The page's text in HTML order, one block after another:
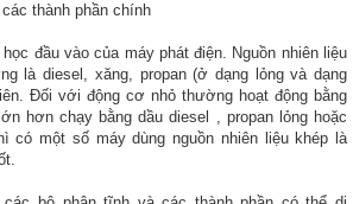
thành phần chính
đầu vào của máy phát điện. Nguồn nhiên liệu
là diesel, xăng, propan (ở dạng lỏng và dạng
Đối với động cơ nhỏ thường hoạt động bằng
hơn chạy bằng dầu diesel , propan lỏng hoặc
có một số máy dùng nguồn nhiên liệu khép là